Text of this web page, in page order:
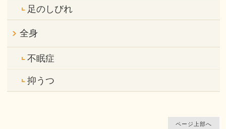
足のしびれ
全身
不眠症
抑うつ
ページ上部へ